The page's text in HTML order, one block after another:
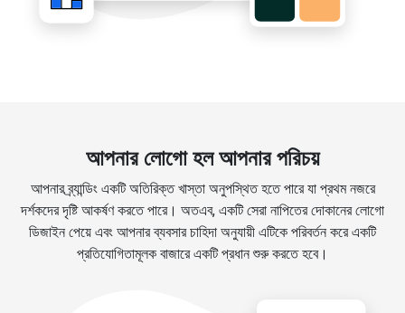
আপনার লোগো হল আপনার পরিচয়
আপনার ব্র্যান্ডিং একটি অতিরিক্ত খাস্তা অনুপস্থিত হতে পারে যা প্রথম নজরে
দর্শকদের দৃষ্টি আকর্ষণ করতে পারে। অতএব, একটি সেরা নাপিতের দোকানের লোগো
ডিজাইন পেয়ে এবং আপনার ব্যবসার চাহিদা অনুযায়ী এটিকে পরিবর্তন করে একটি
প্রতিযোগিতামূলক বাজারে একটি প্রধান শুরু করতে হবে।